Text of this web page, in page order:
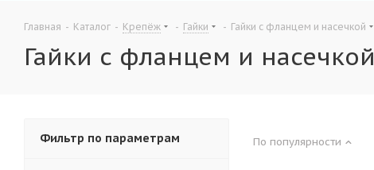
Главная - Каталог - Крепёж - Гайки - Гайки с фланцем и насечкой
Гайки с фланцем и насечкой
По популярности
Фильтр по параметрам